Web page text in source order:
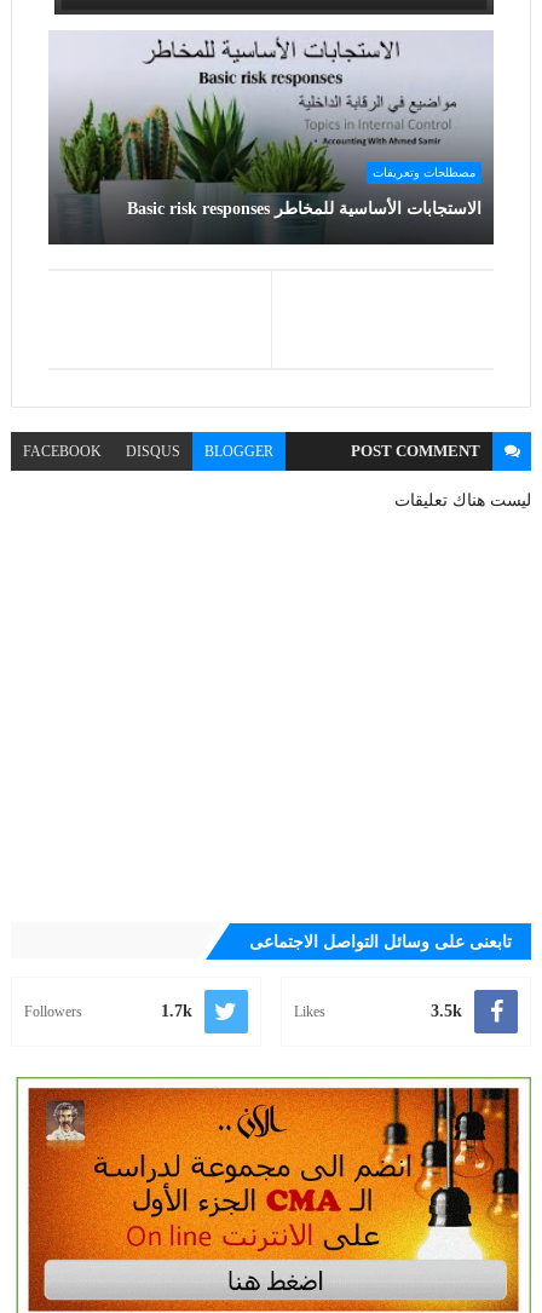
مصطلحات وتعريفات
الاستجابات الأساسية للمخاطر Basic risk responses
POSTCOMMENT
BLOGGER
DISQUS
FACEBOOK
ليست هناك تعليقات
تابعنى على وسائل التواصل الاجتماعى
3.5k
Likes
1.7k
Followers